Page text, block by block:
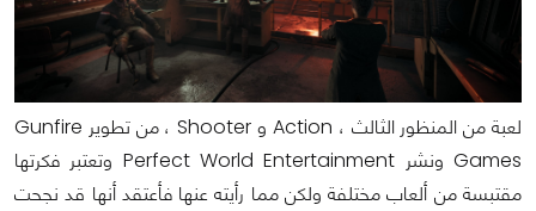
لعبة من المنظور الثالث ، Action و Shooter ، من تطوير Gunfire
Games ونشر Perfect World Entertainment وتعتبر فكرتها
مقتبسة من ألعاب مختلفة ولكن مما رأيته عنها فأعتقد أنها قد نجحت